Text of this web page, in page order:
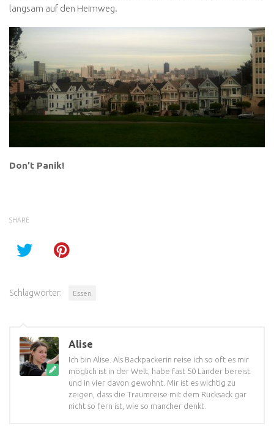
langsam auf den Heimweg.
Don’t Panik!
SHARE
Schlagwörter: Essen
Alise
Ich bin Alise. Als Backpackerin reise ich so oft es mir
möglich ist in der Welt, habe fast 50 Länder bereist
und in vier davon gewohnt. Mir ist es wichtig zu
zeigen, dass die Traumreise mit dem Rucksack gar
nicht so fern ist, wie so mancher denkt.